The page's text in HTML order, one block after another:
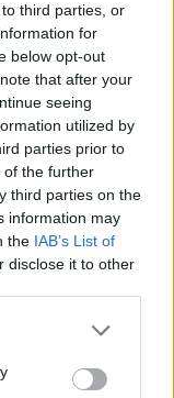
third parties, or
for
below opt-out
that after your
seeing
utilized by
parties prior to
of the further
third parties on the
information may
the IAB’s List of
disclose it to other
or more Google
You may click to
valódi
Izrael